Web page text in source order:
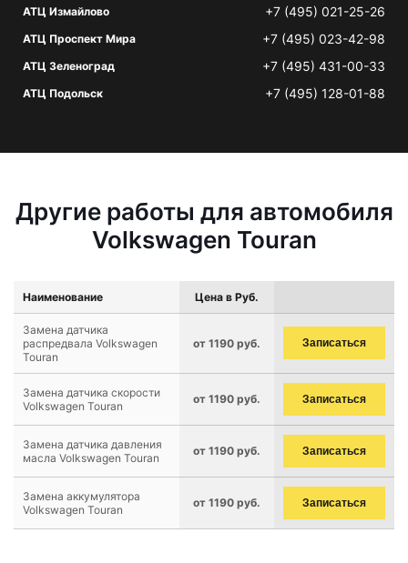
АТЦ Измайлово +7 (495) 021-25-26
АТЦ Проспект Мира +7 (495) 023-42-98
АТЦ Зеленоград +7 (495) 431-00-33
АТЦ Подольск +7 (495) 128-01-88
Другие работы для автомобиля
Volkswagen Touran
Наименование Цена в Руб.
Замена датчика
распредвала Volkswagen
Touran
от 1190 руб. Записаться
Замена датчика скорости
Volkswagen Touran
от 1190 руб. Записаться
Замена датчика давления
масла Volkswagen Touran
от 1190 руб. Записаться
Замена аккумулятора
Volkswagen Touran
от 1190 руб. Записаться